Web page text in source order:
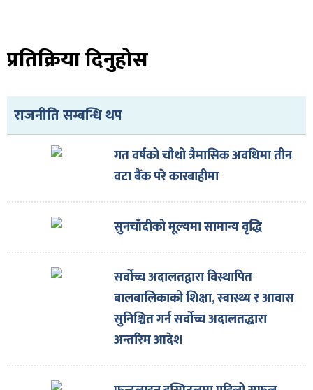
प्रतिक्रिया दिनुहोस
राजनीति सम्बन्धि थप
गत वर्षको चौथो त्रैमासिक अवधिमा तीन
वटा बैंक परे कारबाहीमा
सुनचाँदीको मूल्यमा सामान्य वृद्धि
सर्वोच्च अदालतद्वारा विस्थापित
बालबालिकाको शिक्षा, स्वास्थ्य र आवास
सुनिश्चित गर्न सर्वोच्च अदालतद्धारा
अन्तरिम आदेश